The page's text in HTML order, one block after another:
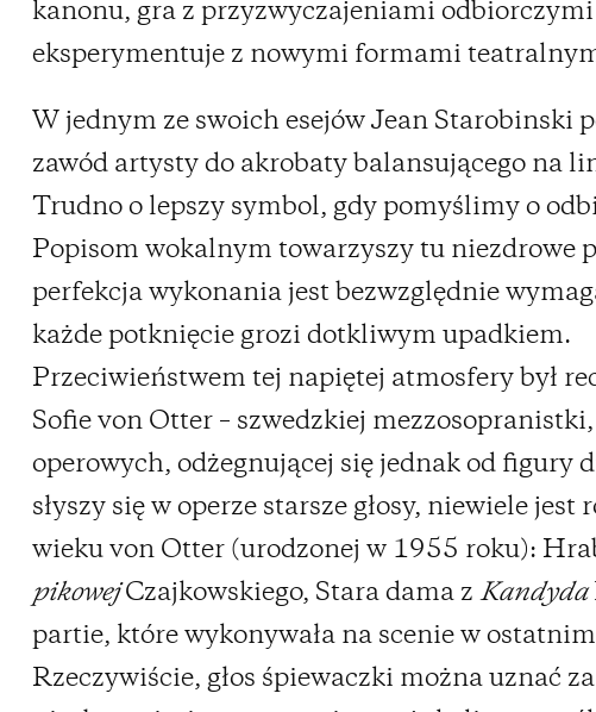
kanonu, gra z przyzwyczajeniami
eksperymentuje z nowymi formami
W jednym ze swoich esejów Jean Starobinski
zawód artysty do akrobaty balansującego na
Trudno o lepszy symbol, gdy pomyślimy o
Popisom wokalnym towarzyszy tu niezdrowe
perfekcja wykonania jest bezwzględnie
każde potknięcie grozi dotkliwym upadkiem.
Przeciwieństwem tej napiętej atmosfery był
Sofie von Otter – szwedzkiej
operowych, odżegnującej się jednak od figury
słyszy się w operze starsze głosy, niewiele jest
wieku von Otter (urodzonej w 1955 roku):
pikowejCzajkowskiego, Stara dama z Kandyda
partie, które wykonywała na scenie w
Rzeczywiście, głos śpiewaczki można uznać